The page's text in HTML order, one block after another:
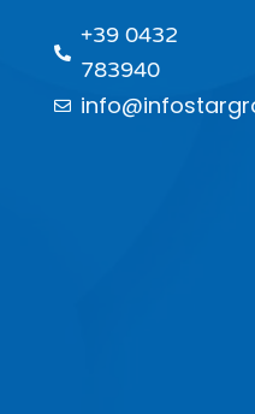
+39 0432
783940